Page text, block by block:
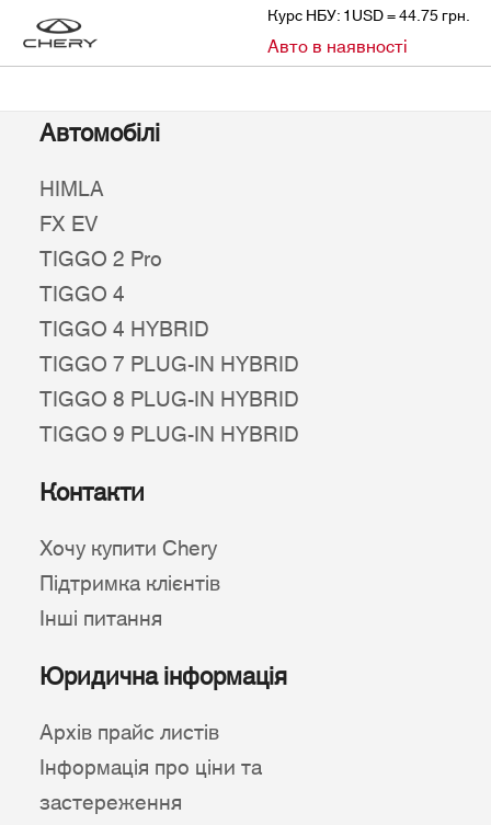
Курс НБУ: 1USD = 44.75 грн.
Авто в наявності
CHERY
Автомобілі
HIMLA
FX EV
TIGGO 2 Pro
TIGGO 4
TIGGO 4 HYBRID
TIGGO 7 PLUG-IN HYBRID
TIGGO 8 PLUG-IN HYBRID
TIGGO 9 PLUG-IN HYBRID
Контакти
Хочу купити Chery
Підтримка клієнтів
Інші питання
Юридична інформація
Архів прайс листів
Інформація про ціни та
застереження